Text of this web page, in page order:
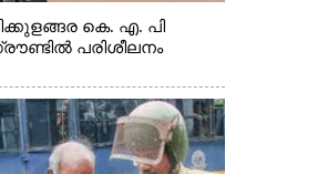
കെ. എ. പി
പരിശീലനം